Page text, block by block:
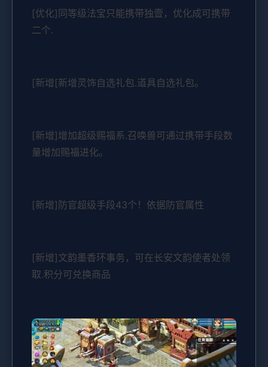
[优化]同等级法宝只能携带独壹，优化成可携带
二个.
[新增[新增灵饰自选礼包.道具自选礼包。
[新增]增加超级赐福系.召唤兽可通过携带手段数
量增加赐福进化。
[新增]防官超级手段43个！依据防官属性
[新增]文韵墨香环事务，可在长安文韵使者处领
取.积分可兑换商品